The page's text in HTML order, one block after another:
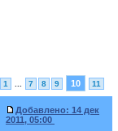
1 7 8 9 10 11
Добавлено: 14 дек
2011, 05:00